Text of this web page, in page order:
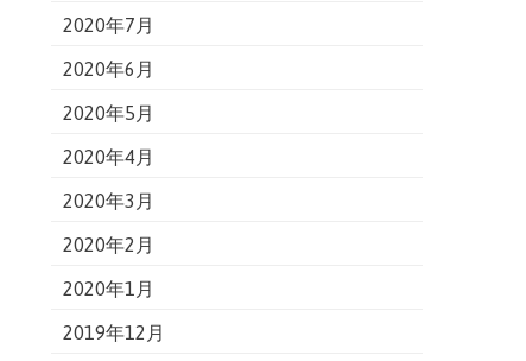
2020年7月
2020年6月
2020年5月
2020年4月
2020年3月
2020年2月
2020年1月
2019年12月